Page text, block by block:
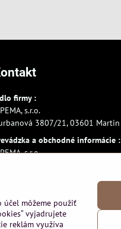
firmy :
s.r.o.
3807/21, 03601 Martin
a obchodné informácie :
s.r.o.
903 807209
účel môžeme použiť
vyjadrujete
reklám využíva